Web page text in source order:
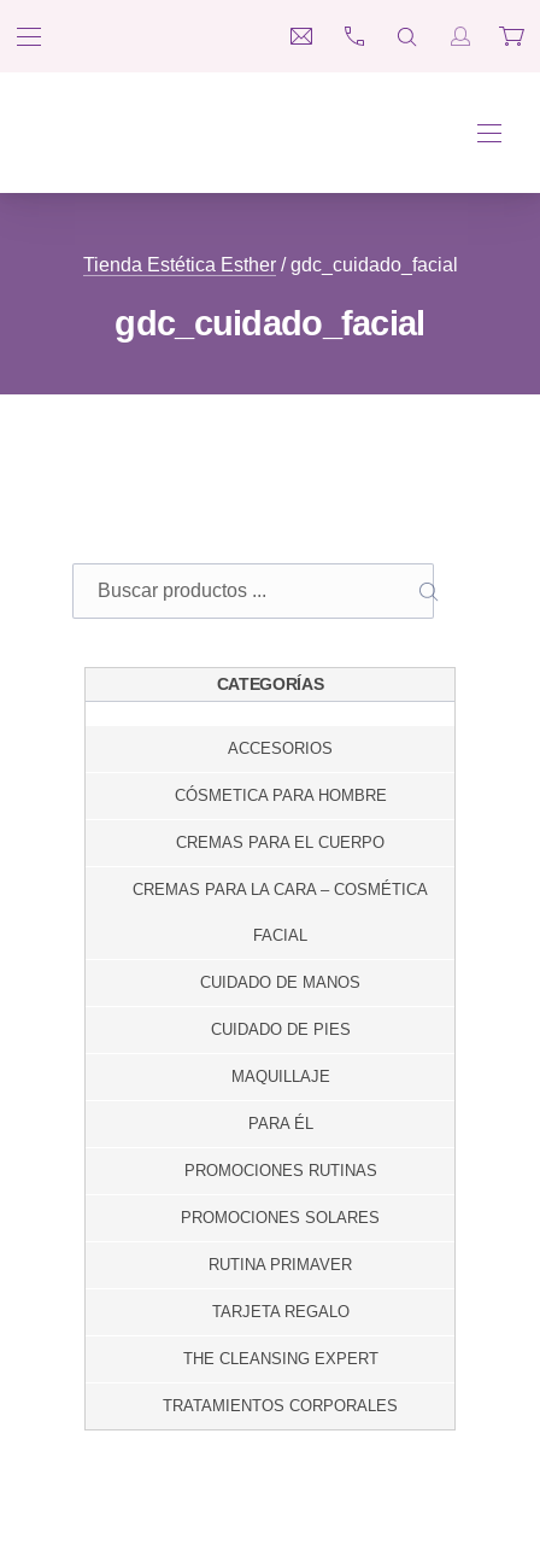
BAR NAVIGATION
Tienda Estética Esther/ gdc_cuidado_facial
gdc_cuidado_facial
Buscar
BUSCAR
CATEGORÍAS
ACCESORIOS
CÓSMETICA PARA HOMBRE
CREMAS PARA EL CUERPO
CREMAS PARA LA CARA – COSMÉTICA
FACIAL
CUIDADO DE MANOS
CUIDADO DE PIES
MAQUILLAJE
PARA ÉL
PROMOCIONES RUTINAS
PROMOCIONES SOLARES
RUTINA PRIMAVER
TARJETA REGALO
THE CLEANSING EXPERT
TRATAMIENTOS CORPORALES